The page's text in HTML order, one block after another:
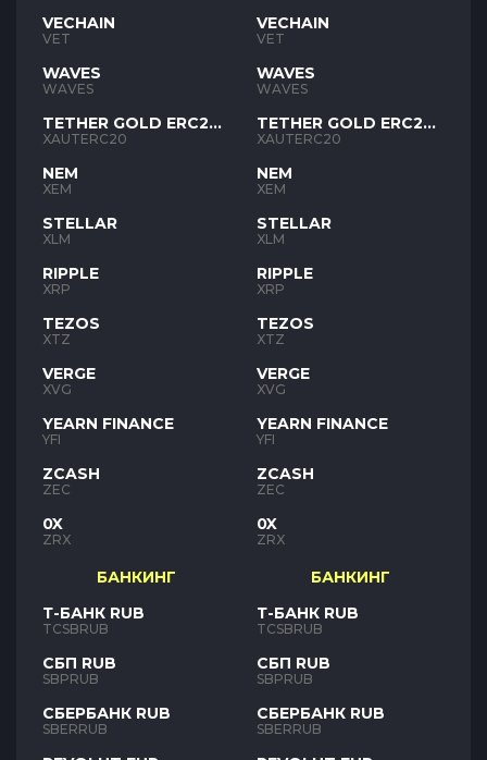
VECHAIN
VET
WAVES
WAVES
TETHER GOLD ERC20
XAUT
XAUTERC20
NEM
XEM
STELLAR
XLM
RIPPLE
XRP
TEZOS
XTZ
VERGE
XVG
YEARN FINANCE
YFI
ZCASH
ZEC
0X
ZRX
БАНКИНГ
Т-БАНК RUB
TCSBRUB
СБП RUB
SBPRUB
СБЕРБАНК RUB
SBERRUB
VECHAIN
VET
WAVES
WAVES
TETHER GOLD ERC20
XAUT
XAUTERC20
NEM
XEM
STELLAR
XLM
RIPPLE
XRP
TEZOS
XTZ
VERGE
XVG
YEARN FINANCE
YFI
ZCASH
ZEC
0X
ZRX
БАНКИНГ
Т-БАНК RUB
TCSBRUB
СБП RUB
SBPRUB
СБЕРБАНК RUB
SBERRUB